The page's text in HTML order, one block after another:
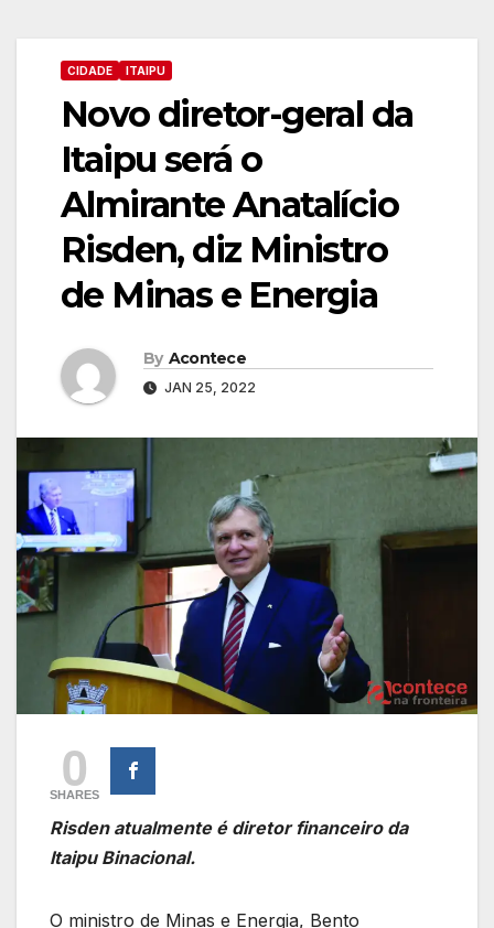
CIDADE ITAIPU
Novo diretor-geral da
Itaipu será o
Almirante Anatalício
Risden, diz Ministro
de Minas e Energia
By Acontece
JAN 25, 2022
0
SHARES
Risden atualmente é diretor financeiro da
Itaipu Binacional.
O ministro de Minas e Energia, Bento